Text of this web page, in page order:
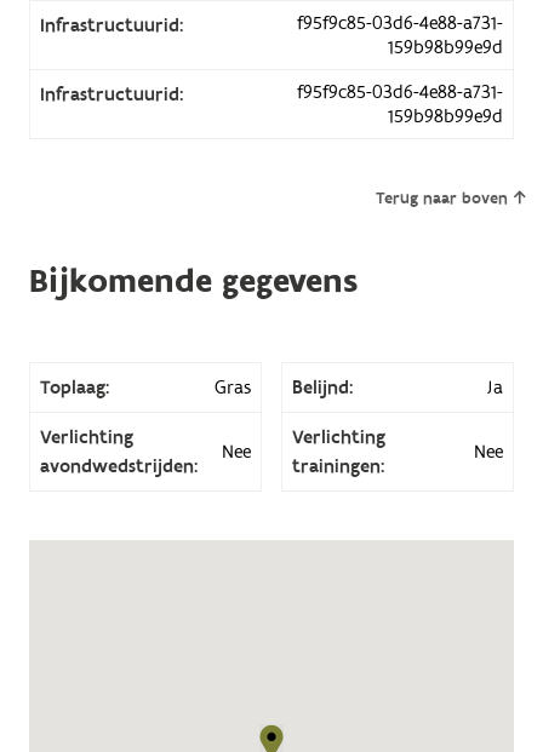
Infrastructuurid:
f95f9c85-03d6-4e88-a731-
159b98b99e9d
Infrastructuurid:
f95f9c85-03d6-4e88-a731-
159b98b99e9d
Terug naar boven
Bijkomende gegevens
Toplaag: Gras Belijnd: Ja
Verlichting
avondwedstrijden:
Nee
Verlichting
trainingen:
Nee